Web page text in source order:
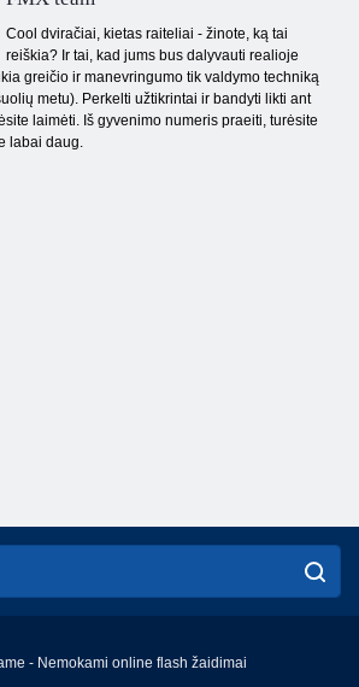
Cool dviračiai, kietas raiteliai - žinote, ką tai
reiškia? Ir tai, kad jums bus dalyvauti realioje
greičio ir manevringumo tik valdymo techniką
metu). Perkelti užtikrintai ir bandyti likti ant
laimėti. Iš gyvenimo numeris praeiti, turėsite
labai daug.
- Nemokami online flash žaidimai